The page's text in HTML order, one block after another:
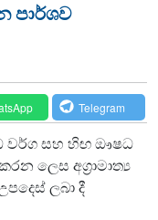
පාර්ශව
Telegram
වර්ග සහ හිඟ ඖෂධ
ලෙස අග්‍රාමාත්‍ය
ලබා දී